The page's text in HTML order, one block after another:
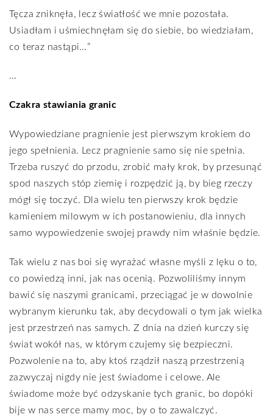
Tęcza zniknęła, lecz światłość we mnie pozostała.
Usiadłam i uśmiechnęłam się do siebie, bo wiedziałam,
co teraz nastąpi…”
…
Czakra stawiania granic
Wypowiedziane pragnienie jest pierwszym krokiem do
jego spełnienia. Lecz pragnienie samo się nie spełnia.
Trzeba ruszyć do przodu, zrobić mały krok, by przesunąć
spod naszych stóp ziemię i rozpędzić ją, by bieg rzeczy
mógł się toczyć. Dla wielu ten pierwszy krok będzie
kamieniem milowym w ich postanowieniu, dla innych
samo wypowiedzenie swojej prawdy nim właśnie będzie.
Tak wielu z nas boi się wyrażać własne myśli z lęku o to,
co powiedzą inni, jak nas ocenią. Pozwoliliśmy innym
bawić się naszymi granicami, przeciągać je w dowolnie
wybranym kierunku tak, aby decydowali o tym jak wielka
jest przestrzeń nas samych. Z dnia na dzień kurczy się
świat wokół nas, w którym czujemy się bezpieczni.
Pozwolenie na to, aby ktoś rządził naszą przestrzenią
zazwyczaj nigdy nie jest świadome i celowe. Ale
świadome może być odzyskanie tych granic, bo dopóki
bije w nas serce mamy moc, by o to zawalczyć.